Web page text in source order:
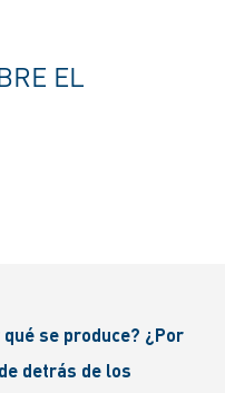
EL
se produce? ¿Por
detrás de los